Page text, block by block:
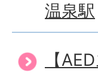
温泉駅
【